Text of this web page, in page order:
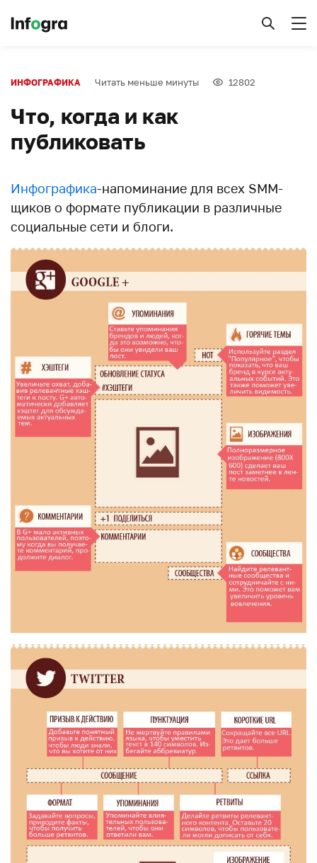
ИНФОГРАФИКА Читать меньше минуты 12802
Что, когда и как
публиковать
Инфографика-напоминание для всех SMM-
щиков о формате публикации в различные
социальные сети и блоги.